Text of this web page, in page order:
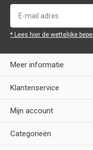
* Lees hier de wettelijke
Meer informatie
Klantenservice
Mijn account
Categorieën